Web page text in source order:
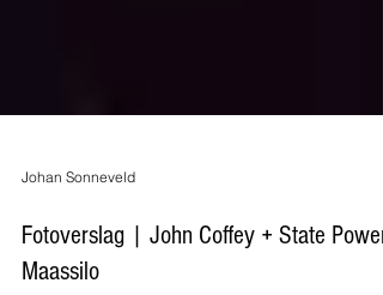
Fotoverslag | John Coffey + State Power -